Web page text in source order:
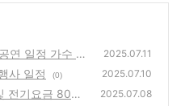
연 일정 가수 라
2025.07.11
사 일정 (0) 2025.07.10
전기요금 80%
2025.07.08